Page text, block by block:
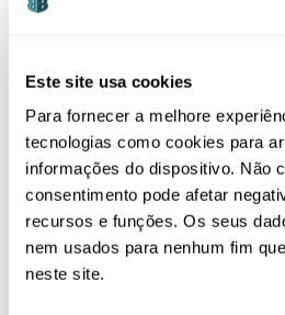
Este site usa cookies
Para fornecer a melhore
tecnologias como cookies para
informações do dispositivo. Não
consentimento pode afetar
recursos e funções. Os seus
nem usados para nenhum fim
neste site.
Conjunto de